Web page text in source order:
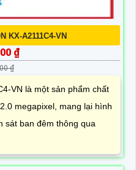
KX-A2111C4-VN
₫
₫
VN là một sản phẩm chất
megapixel, mang lại hình
sát ban đêm thông qua